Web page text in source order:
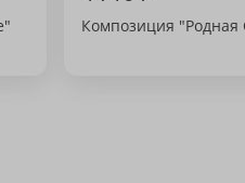
Композиция "Родная